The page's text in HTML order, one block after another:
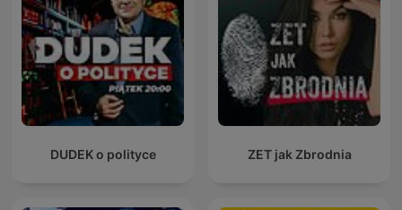
DUDEK o polityce ZET jak Zbrodnia